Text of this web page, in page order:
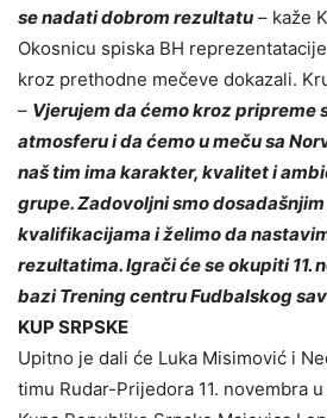
se nadati dobrom rezultatu – kaže
Okosnicu spiska BH
kroz prethodne mečeve dokazali.
– Vjerujem da ćemo kroz pripreme
atmosferu i da ćemo u meču sa
naš tim ima karakter, kvalitet i
grupe. Zadovoljni smo
kvalifikacijama i želimo da
rezultatima. Igrači će se okupiti 11.
bazi Trening centru Fudbalskog
KUP SRPSKE
Upitno je dali će Luka Misimović i
timu Rudar-Prijedora 11. novembra